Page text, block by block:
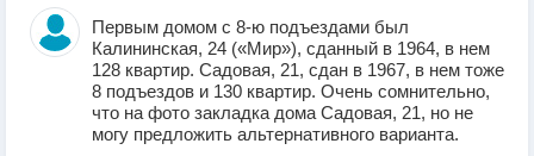
Первым домом с 8-ю подъездами был
Калининская, 24 («Мир»), сданный в 1964, в нем
128 квартир. Садовая, 21, сдан в 1967, в нем тоже
8 подъездов и 130 квартир. Очень сомнительно,
что на фото закладка дома Садовая, 21, но не
могу предложить альтернативного варианта.